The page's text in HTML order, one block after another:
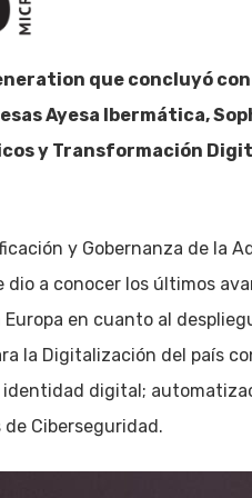
que concluyó con
Ayesa Ibermática,
y Transformación
y Gobernanza de la
a conocer los últimos
en cuanto al
la Digitalización del país
identidad digital;
Ciberseguridad.